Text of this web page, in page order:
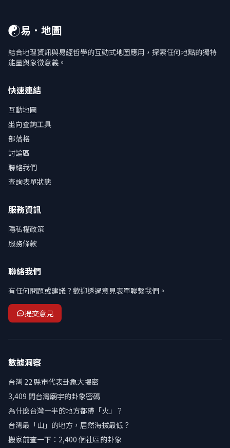
☯易．地圖
結合地理資訊與易經哲學的互動式地圖應用，探索任何地點的獨特
能量與象徵意義。
快速連結
互動地圖
坐向查詢工具
部落格
討論區
聯絡我們
查詢表單狀態
服務資訊
隱私權政策
服務條款
聯絡我們
有任何問題或建議？歡迎透過意見表單聯繫我們。
提交意見
數據洞察
台灣 22 縣市代表卦象大揭密
3,409 間台灣廟宇的卦象密碼
為什麼台灣一半的地方都帶「火」？
台灣最「山」的地方，居然海拔最低？
搬家前查一下：2,400 個社區的卦象